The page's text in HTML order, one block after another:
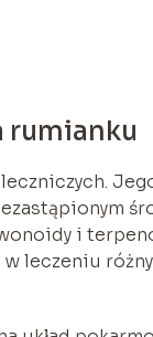
rumianku
i
w leczeniu